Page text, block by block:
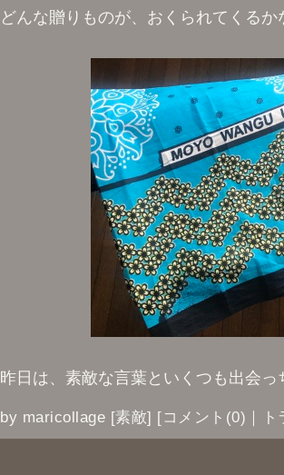
どんな贈りものが、おくられてくる
昨日は、素敵な言葉といくつも出会っ
by maricollage [素敵] [コメント(0) ｜